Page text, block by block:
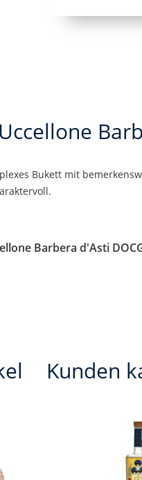
Bukett mit
Barbera d'Asti
Kunden